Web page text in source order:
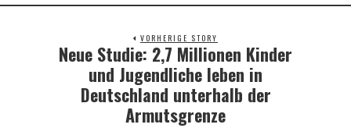
VORHERIGE STORY
Previous
post:
Neue Studie: 2,7 Millionen Kinder
und Jugendliche leben in
Deutschland unterhalb der
Armutsgrenze